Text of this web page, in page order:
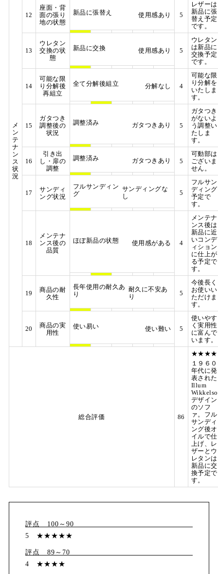
メ
ン
テ
ナ
ン
ス
状
況
12
座面・背
面の張り
地の状態
新品に張替え 使用感あり 5
レザーは
新品に張
替え予定
です。
13
ウレタン
交換の状
態
新品に交換 使用感あり 5
ウレタン
は新品に
交換予定
です。
14
可能な限
り分解後
再組立
全て分解後組立 分解なし 4
可能な限
り分解を
いたしま
す。
15
ガタつき
調整後の
状況
調整済み ガタつきあり 5
ガタつき
がないよ
う調整い
たしま
す。
16
引き出
し・扉の
調整
調整済み ガタつきあり 5
可動部は
ございま
せん。
17
サンディ
ング状況
フルサンディン
グ
サンディングな
し
5
フルサン
ディング
予定で
す。
18
メンテナ
ンス後の
品質
ほぼ新品の状態 使用感がある 4
メンテナ
ンス後は
新品に近
いコンデ
ィション
に仕上が
る予定で
す。
19
商品の耐
久性
長年使用の耐久あ
り
耐久に不安あ
り
5
今後長く
お使いい
ただけま
す。
20
商品の実
用性
使い易い 使い難い 5
使いやす
く実用性
に富んで
います。
総合評価 86
★★★★
１９６０
年代に発
表された
Illum
Wikkelso
デザイン
のソフ
ァ。フル
サンディ
ング後オ
イルで仕
上げ、レ
ザーとウ
レタンは
新品に交
換予定で
す。
評点 100～90
5 ★★★★★
評点 89～70
4 ★★★★